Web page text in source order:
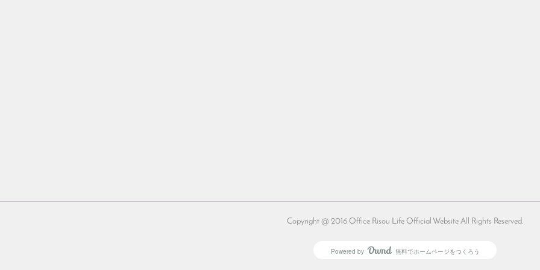
Copyright @ 2016 Office Risou Life Official Website All Rights Reserved.
Powered by AmebaOwnd
無料でホームページをつくろう